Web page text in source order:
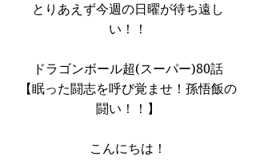
とりあえず今週の日曜が待ち遠し
い！！
ドラゴンボール超(スーパー)80話
【眠った闘志を呼び覚ませ！孫悟飯の
闘い！！】
こんにちは！